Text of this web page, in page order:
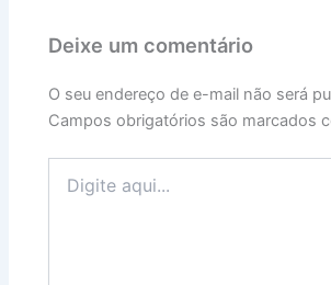
Deixe um comentário
O seu endereço de e-mail não será
Campos obrigatórios são marcados
aqui...